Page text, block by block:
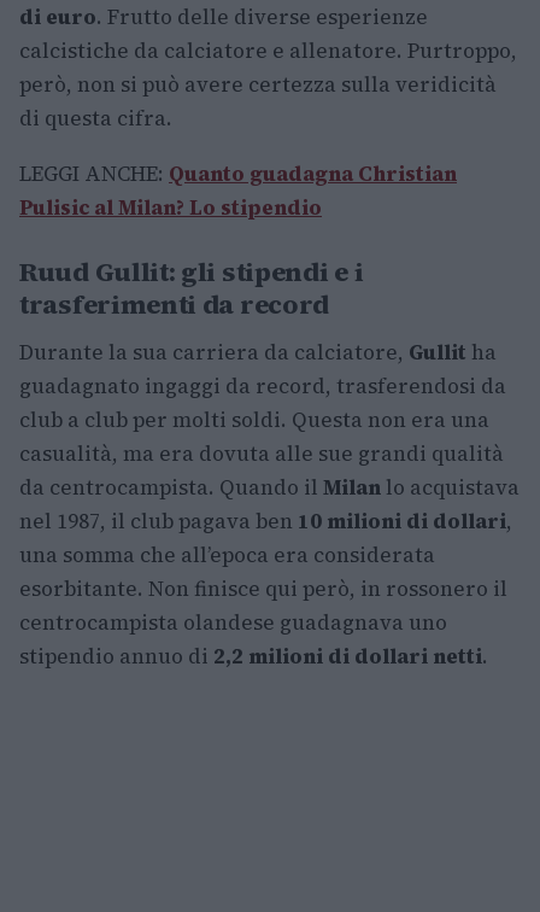
di euro. Frutto delle diverse esperienze
calcistiche da calciatore e allenatore. Purtroppo,
però, non si può avere certezza sulla veridicità
di questa cifra.
LEGGI ANCHE: Quanto guadagna Christian
Pulisic al Milan? Lo stipendio
Ruud Gullit: gli stipendi e i
trasferimenti da record
Durante la sua carriera da calciatore, Gullit ha
guadagnato ingaggi da record, trasferendosi da
club a club per molti soldi. Questa non era una
casualità, ma era dovuta alle sue grandi qualità
da centrocampista. Quando il Milan lo acquistava
nel 1987, il club pagava ben 10 milioni di dollari,
una somma che all’epoca era considerata
esorbitante. Non finisce qui però, in rossonero il
centrocampista olandese guadagnava uno
stipendio annuo di 2,2 milioni di dollari netti.